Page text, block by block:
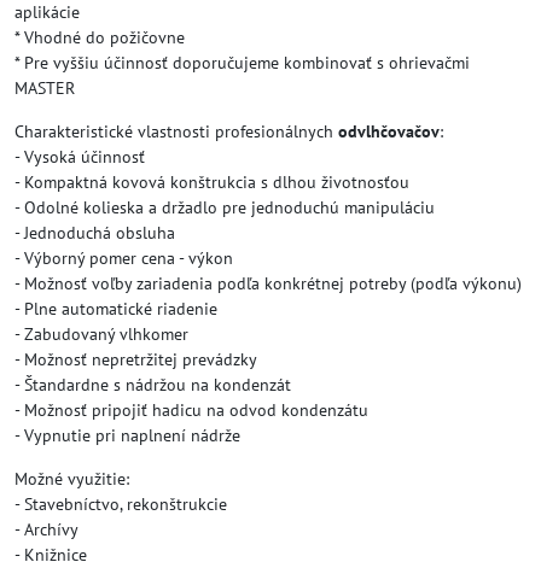
aplikácie
* Vhodné do požičovne
* Pre vyššiu účinnosť doporučujeme kombinovať s ohrievačmi
MASTER
Charakteristické vlastnosti profesionálnych odvlhčovačov:
- Vysoká účinnosť
- Kompaktná kovová konštrukcia s dlhou životnosťou
- Odolné kolieska a držadlo pre jednoduchú manipuláciu
- Jednoduchá obsluha
- Výborný pomer cena - výkon
- Možnosť voľby zariadenia podľa konkrétnej potreby (podľa výkonu)
- Plne automatické riadenie
- Zabudovaný vlhkomer
- Možnosť nepretržitej prevádzky
- Štandardne s nádržou na kondenzát
- Možnosť pripojiť hadicu na odvod kondenzátu
- Vypnutie pri naplnení nádrže
Možné využitie:
- Stavebníctvo, rekonštrukcie
- Archívy
- Knižnice